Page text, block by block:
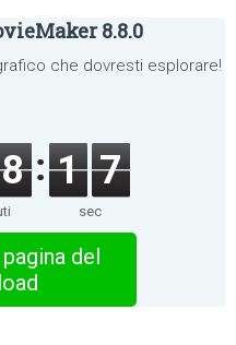
8.8.0
che dovresti esplorare!
8 1 7
sec
del